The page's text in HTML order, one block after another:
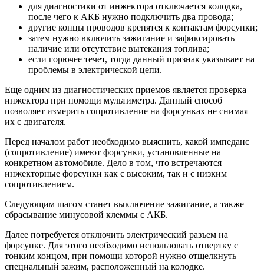
для диагностики от инжектора отключается колодка,
после чего к АКБ нужно подключить два провода;
другие концы проводов крепятся к контактам форсунки;
затем нужно включить зажигание и зафиксировать
наличие или отсутствие вытекания топлива;
если горючее течет, тогда данный признак указывает на
проблемы в электрической цепи.
Еще одним из диагностических приемов является проверка
инжектора при помощи мультиметра. Данный способ
позволяет измерить сопротивление на форсунках не снимая
их с двигателя.
Перед началом работ необходимо выяснить, какой импеданс
(сопротивление) имеют форсунки, установленные на
конкретном автомобиле. Дело в том, что встречаются
инжекторные форсунки как с высоким, так и с низким
сопротивлением.
Следующим шагом станет выключение зажигание, а также
сбрасывание минусовой клеммы с АКБ.
Далее потребуется отключить электрический разъем на
форсунке. Для этого необходимо использовать отвертку с
тонким концом, при помощи которой нужно отщелкнуть
специальный зажим, расположенный на колодке.